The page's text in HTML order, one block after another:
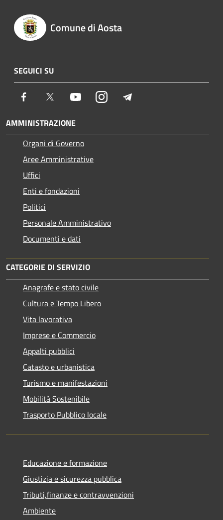
Comune di Aosta
SEGUICI SU
Facebook Twitter YoutubeInstagram
AMMINISTRAZIONE
Organi di Governo
Aree Amministrative
Uffici
Enti e fondazioni
Politici
Personale Amministrativo
Documenti e dati
CATEGORIE DI SERVIZIO
Anagrafe e stato civile
Cultura e Tempo Libero
Vita lavorativa
Imprese e Commercio
Appalti pubblici
Catasto e urbanistica
Turismo e manifestazioni
Mobilità Sostenibile
Trasporto Pubblico locale
Educazione e formazione
Giustizia e sicurezza pubblica
Tributi,finanze e contravvenzioni
Ambiente